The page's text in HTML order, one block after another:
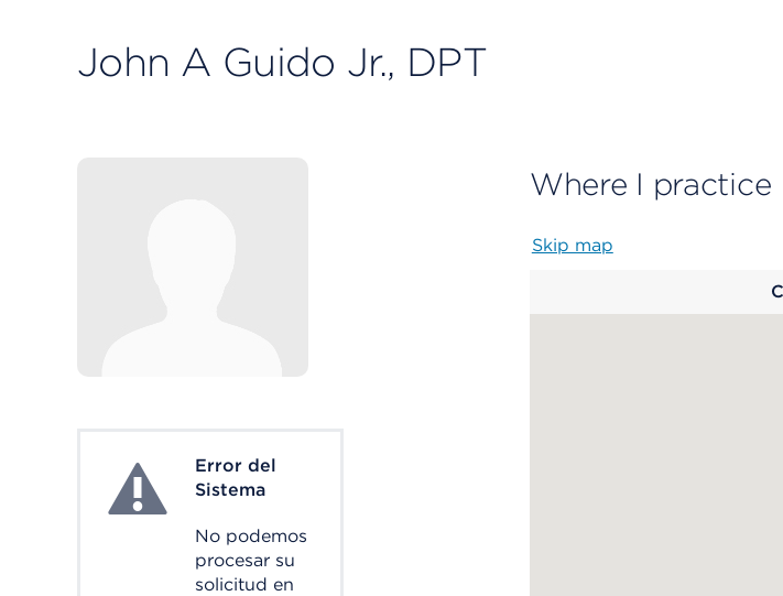
John A Guido Jr., DPT
System ErrorError del
Sistema
No podemos
procesar su
solicitud en
Where I practice
Skip map